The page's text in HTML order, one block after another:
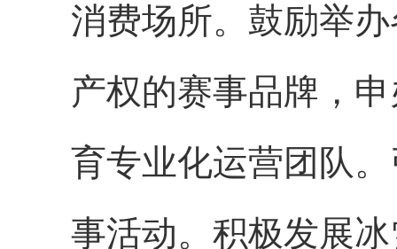
消费场所。鼓励举
产权的赛事品牌，
育专业化运营团队
事活动。积极发展